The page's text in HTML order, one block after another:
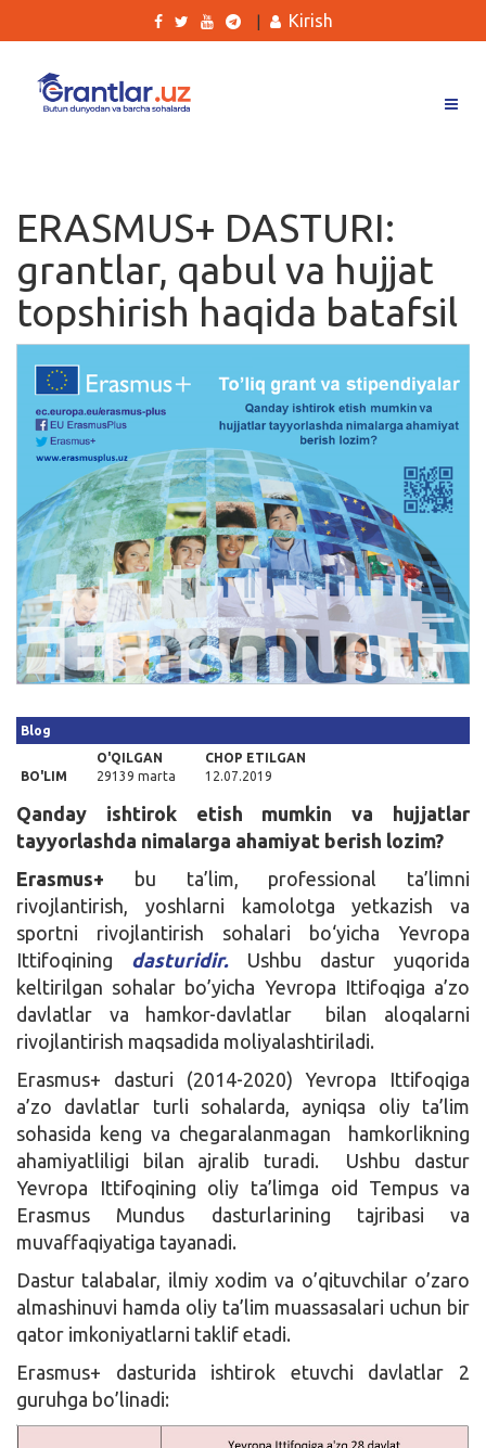
Ishlar
Kurslar
Blog
Yana
Qidirish
Kirish
Kirish
ERASMUS+ DASTURI:
grantlar, qabul va hujjat
topshirish haqida batafsil
Blog
BO'LIM
O'QILGAN
29139 marta
CHOP ETILGAN
12.07.2019
Qanday ishtirok etish mumkin va hujjatlar
tayyorlashda nimalarga ahamiyat berish lozim?
Erasmus+ bu ta’lim, professional ta’limni
rivojlantirish, yoshlarni kamolotga yetkazish va
sportni rivojlantirish sohalari bo‘yicha Yevropa
Ittifoqining dasturidir.Ushbu dastur yuqorida
keltirilgan sohalar bo’yicha Yevropa Ittifoqiga a’zo
davlatlar va hamkor-davlatlar bilan aloqalarni
rivojlantirish maqsadida moliyalashtiriladi.
Erasmus+ dasturi (2014-2020) Yevropa Ittifoqiga
a’zo davlatlar turli sohalarda, ayniqsa oliy ta’lim
sohasida keng va chegaralanmagan hamkorlikning
ahamiyatliligi bilan ajralib turadi. Ushbu dastur
Yevropa Ittifoqining oliy ta’limga oid Tempus va
Erasmus Mundus dasturlarining tajribasi va
muvaffaqiyatiga tayanadi.
Dastur talabalar, ilmiy xodim va o’qituvchilar o’zaro
almashinuvi hamda oliy ta’lim muassasalari uchun bir
qator imkoniyatlarni taklif etadi.
Erasmus+ dasturida ishtirok etuvchi davlatlar 2
guruhga bo’linadi: